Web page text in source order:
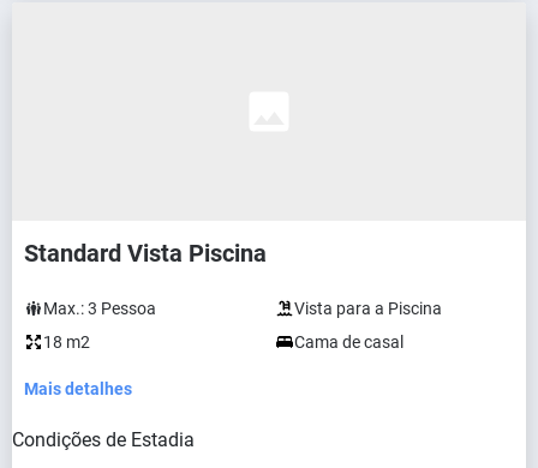
Standard Vista Piscina
Max.:3 Pessoa
Vista para a Piscina
18 m2
Cama de casal
Mais detalhes
Condições de Estadia